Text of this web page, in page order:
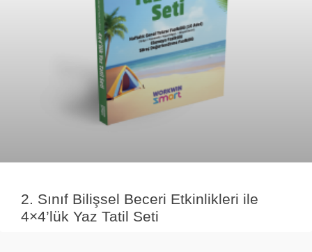
2. Sınıf Bilişsel Beceri Etkinlikleri ile
4×4’lük Yaz Tatil Seti